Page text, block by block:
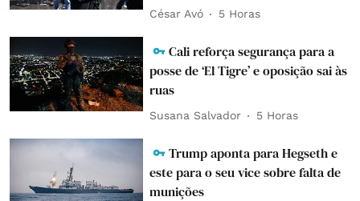
César Avó 5 Horas
Cali reforça segurança para a
posse de ‘El Tigre’ e oposição sai às
ruas
Susana Salvador 5 Horas
Trump aponta para Hegseth e
este para o seu vice sobre falta de
munições